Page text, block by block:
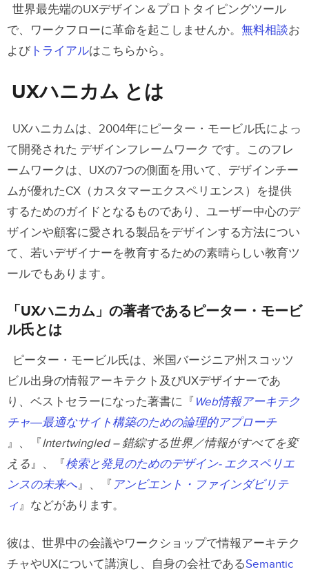
UXハニカムの使用法
世界最先端のUXデザイン＆プロトタイピングツール
で、ワークフローに革命を起こしませんか。 無料相談お
よび トライアルはこちらから。
UXハニカム とは
UXハニカムは、2004年にピーター・モービル氏によっ
て開発された デザインフレームワーク です。このフレ
ームワークは、UXの7つの側面を用いて、デザインチー
ムが優れたCX（カスタマーエクスペリエンス）を提供
するためのガイドとなるものであり、ユーザー中心のデ
ザインや顧客に愛される製品をデザインする方法につい
て、若いデザイナーを教育するための素晴らしい教育ツ
ールでもあります。
「UXハニカム」の著者であるピーター・モービ
ル氏とは
ピーター・モービル氏は、米国バージニア州スコッツ
ビル出身の情報アーキテクト及びUXデザイナーであ
り、ベストセラーになった著書に『 Web情報アーキテク
チャ―最適なサイト構築のための論理的アプローチ
』、『 Intertwingled – 錯綜する世界／情報がすべてを変
える』、『 検索と発見のためのデザイン- エクスペリエ
ンスの未来へ』、『 アンビエント・ファインダビリテ
ィ』などがあります。
彼は、世界中の会議やワークショップで情報アーキテク
チャやUXについて講演し、自身の会社であるSemantic